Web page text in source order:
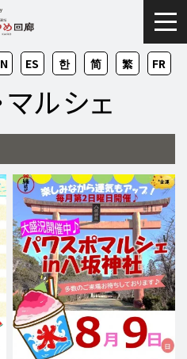
ZH-
CN
ZH-
TW
FR
KO
ES
ルシェ